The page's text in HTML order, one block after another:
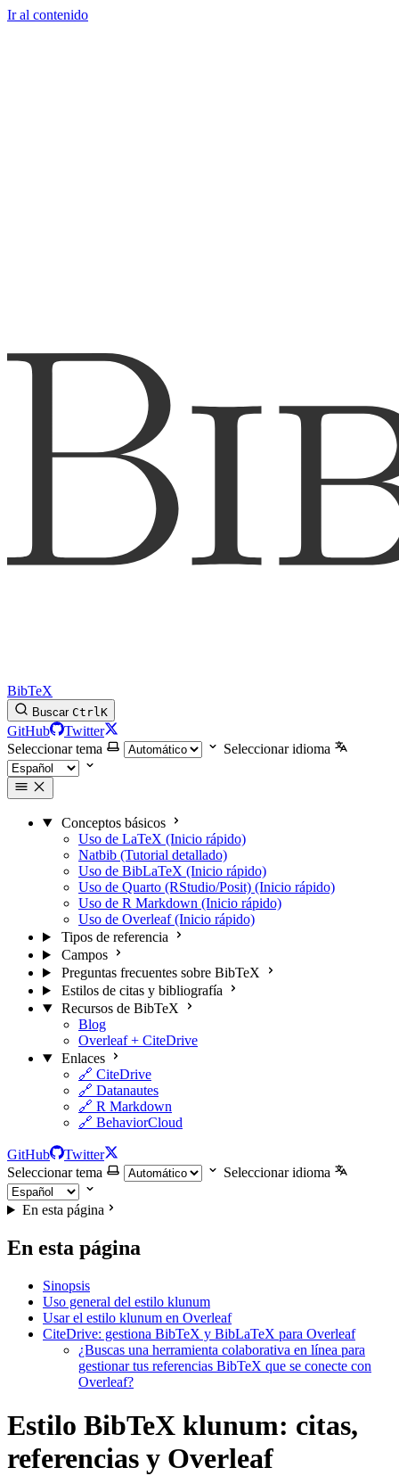
Ir al contenido
BibTeX
Buscar CtrlK
GitHub
Twitter
Seleccionar tema
Seleccionar idioma
Conceptos básicos
Uso de LaTeX (Inicio rápido)
Natbib (Tutorial detallado)
Uso de BibLaTeX (Inicio rápido)
Uso de Quarto (RStudio/Posit) (Inicio rápido)
Uso de R Markdown (Inicio rápido)
Uso de Overleaf (Inicio rápido)
Tipos de referencia
Campos
Preguntas frecuentes sobre BibTeX
Estilos de citas y bibliografía
Recursos de BibTeX
Blog
Overleaf + CiteDrive
Enlaces
🔗 CiteDrive
🔗 Datanautes
🔗 R Markdown
🔗 BehaviorCloud
GitHub
Twitter
Seleccionar tema
Seleccionar idioma
En esta página
En esta página
Sinopsis
Uso general del estilo klunum
Usar el estilo klunum en Overleaf
CiteDrive: gestiona BibTeX y BibLaTeX para Overleaf
¿Buscas una herramienta colaborativa en línea para
gestionar tus referencias BibTeX que se conecte con
Overleaf?
Estilo BibTeX klunum: citas,
referencias y Overleaf